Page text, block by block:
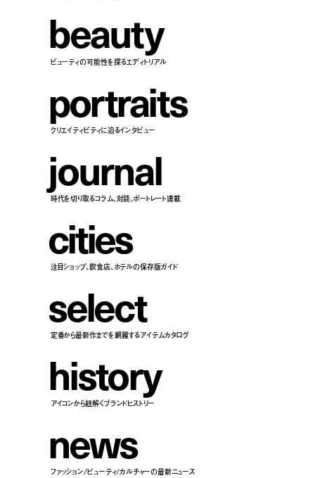
beauty
ビューティの可能性を探るエディトリアル
portraits
クリエイティビティに迫るインタビュー
journal
時代を切り取るコラム、対談、ポートレート連載
cities
注目ショップ、飲食店、ホテルの保存版ガイド
select
定番から最新作までを網羅するアイテムカタログ
history
アイコンから紐解くブランドヒストリー
news
ファッション/ビューティ/カルチャーの最新ニュース